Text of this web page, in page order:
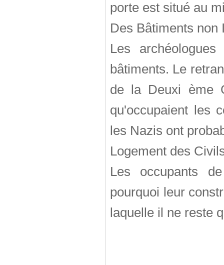
porte est situé au
Des Bâtiments non
Les
bâtiments. Le
de la Deuxi ème
qu'occupaient les
les Nazis ont
Logement des
Les occupants
pourquoi leur
laquelle il ne reste